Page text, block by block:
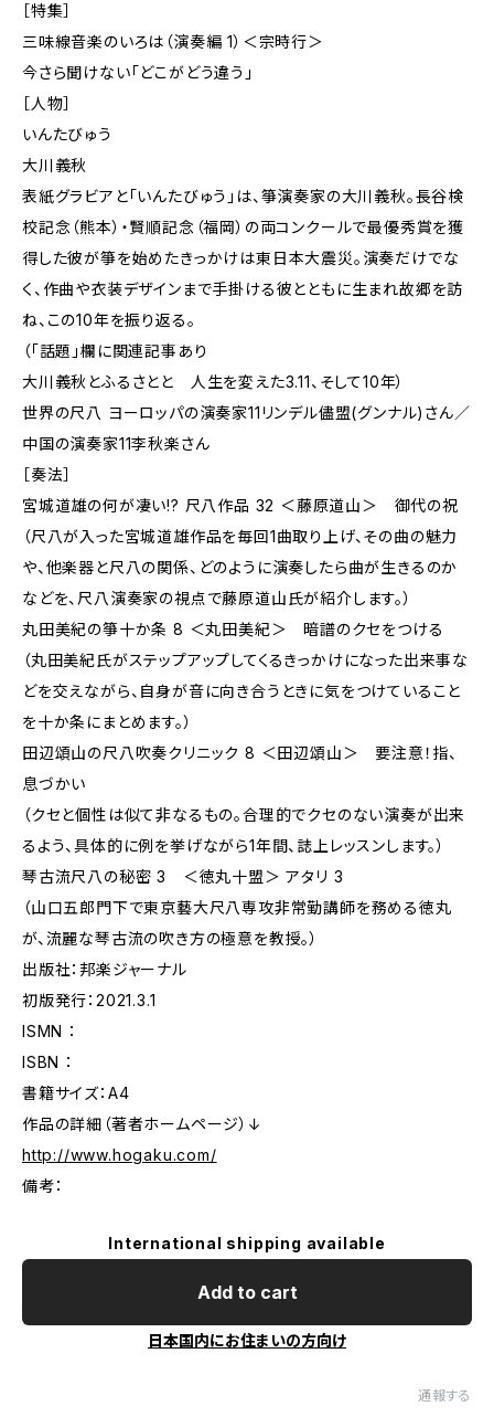
［特集］
三味線音楽のいろは（演奏編 1）＜宗時行＞
今さら聞けない「どこがどう違う」
［人物］
いんたびゅう
大川義秋
表紙グラビアと「いんたびゅう」は、箏演奏家の大川義秋。長谷検
校記念（熊本）・賢順記念（福岡）の両コンクールで最優秀賞を獲
得した彼が箏を始めたきっかけは東日本大震災。演奏だけでな
く、作曲や衣装デザインまで手掛ける彼とともに生まれ故郷を訪
ね、この10年を振り返る。
（「話題」欄に関連記事あり
大川義秋とふるさとと 人生を変えた3.11、そして10年）
世界の尺八 ヨーロッパの演奏家11リンデル儘盟(グンナル)さん／
中国の演奏家11李秋楽さん
［奏法］
宮城道雄の何が凄い!? 尺八作品 32 ＜藤原道山＞ 御代の祝
（尺八が入った宮城道雄作品を毎回1曲取り上げ、その曲の魅力
や、他楽器と尺八の関係、どのように演奏したら曲が生きるのか
などを、尺八演奏家の視点で藤原道山氏が紹介します。）
丸田美紀の箏十か条 8 ＜丸田美紀＞ 暗譜のクセをつける
（丸田美紀氏がステップアップしてくるきっかけになった出来事な
どを交えながら、自身が音に向き合うときに気をつけていること
を十か条にまとめます。）
田辺頌山の尺八吹奏クリニック 8 ＜田辺頌山＞ 要注意！指、
息づかい
（クセと個性は似て非なるもの。合理的でクセのない演奏が出来
るよう、具体的に例を挙げながら1年間、誌上レッスンします。）
琴古流尺八の秘密 3 ＜徳丸十盟＞ アタリ 3
（山口五郎門下で東京藝大尺八専攻非常勤講師を務める徳丸
が、流麗な琴古流の吹き方の極意を教授。）
出版社：邦楽ジャーナル
初版発行：2021.3.1
ISMN ：
ISBN ：
書籍サイズ：A4
作品の詳細（著者ホームページ）↓
http://www.hogaku.com/
備考：
International shipping available
Add to cart
日本国内にお住まいの方向け
通報する